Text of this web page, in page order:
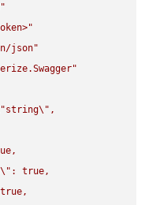
json"
string\" ,
\" : true,